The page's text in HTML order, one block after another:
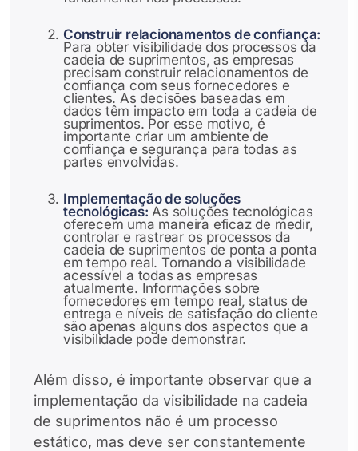
Construir relacionamentos de confiança:
Para obter visibilidade dos processos da
cadeia de suprimentos, as empresas
precisam construir relacionamentos de
confiança com seus fornecedores e
clientes. As decisões baseadas em
dados têm impacto em toda a cadeia de
suprimentos. Por esse motivo, é
importante criar um ambiente de
confiança e segurança para todas as
partes envolvidas.
Implementação de soluções
tecnológicas: As soluções tecnológicas
oferecem uma maneira eficaz de medir,
controlar e rastrear os processos da
cadeia de suprimentos de ponta a ponta
em tempo real. Tornando a visibilidade
acessível a todas as empresas
atualmente. Informações sobre
fornecedores em tempo real, status de
entrega e níveis de satisfação do cliente
são apenas alguns dos aspectos que a
visibilidade pode demonstrar.
Além disso, é importante observar que a
implementação da visibilidade na cadeia
de suprimentos não é um processo
estático, mas deve ser constantemente